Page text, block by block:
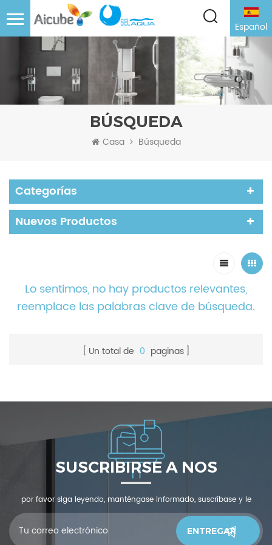
Español
BÚSQUEDA
Casa Búsqueda
Categorías
Nuevos Productos
Lo sentimos, no hay productos relevantes,
reemplace las palabras clave de búsqueda.
Un total de 0 paginas
SUSCRIBIRSE A NOS
por favor siga leyendo, manténgase informado, suscríbase y le
invitamos a que nos cuente qué piensas.